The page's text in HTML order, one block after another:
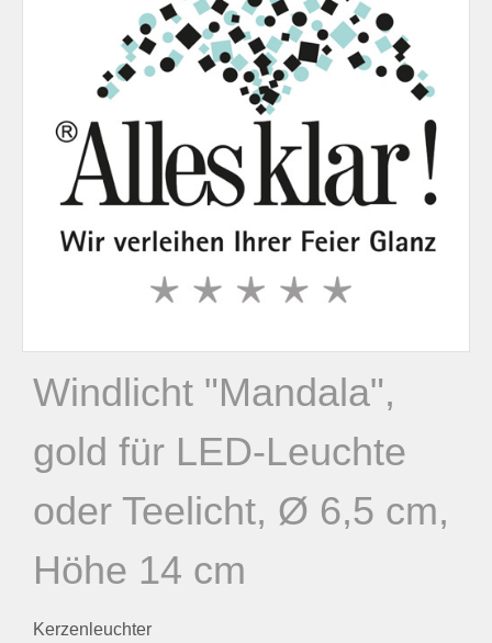
a
h
Windlicht "Mandala",
gold für LED-Leuchte
oder Teelicht, Ø 6,5 cm,
Höhe 14 cm
Kerzenleuchter